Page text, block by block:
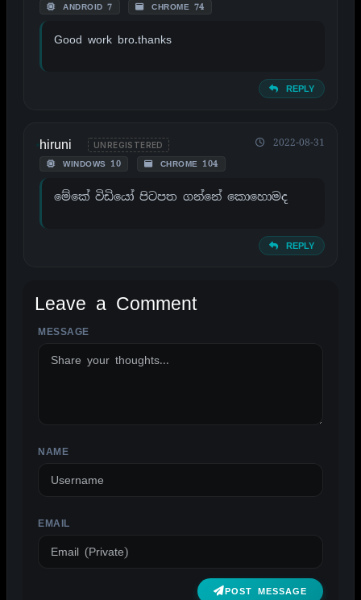
ANDROID 7 CHROME 74
Good work bro.thanks
REPLY
hiruni UNREGISTERED
WINDOWS 10 CHROME 104
2022-08-31
මේකේ විඩියෝ පිටපත ගන්නේ කොහොමද
REPLY
Leave a Comment
MESSAGE
NAME
EMAIL
POST MESSAGE
ALTERNATIVE: